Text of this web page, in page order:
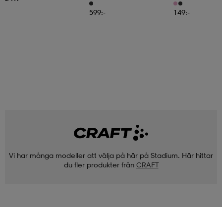
599:- 149:-
Vi har många modeller att välja på här på Stadium. Här hittar
du fler produkter från CRAFT